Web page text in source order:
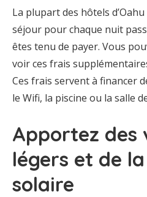
La plupart des hôtels
séjour pour chaque nuit
êtes tenu de payer. Vous
voir ces frais
Ces frais servent à financer
le Wifi, la piscine ou la salle
Apportez des
légers et de
solaire